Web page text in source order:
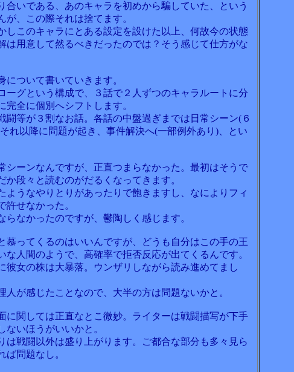
合いである、あのキャラを初めから騙していた、という
が、この際それは捨てます。
しこのキャラにとある設定を設けた以上、何故今の状態
は用意して然るべきだったのでは？そう感じて仕方がな
について書いていきます。
ーグという構成で、３話で２人ずつのキャラルートに分
完全に個別へシフトします。
闘等が３割なお話。各話の中盤過ぎまでは日常シーン(６
れ以降に問題が起き、事件解決へ(一部例外あり)、とい
シーンなんですが、正直つまらなかった。最初はそうで
か段々と読むのがだるくなってきます。
ようなやりとりがあったりで飽きますし、なによりフィ
許せなかった。
らなかったのですが、鬱陶しく感じます。
慕ってくるのはいいんですが、どうも自分はこの手の王
な人間のようで、高確率で拒否反応が出てくるんです。
彼女の株は大暴落。ウンザリしながら読み進めてまし
人が感じたことなので、大半の方は問題ないかと。
に関しては正直なとこ微妙。ライターは戦闘描写が下手
ないほうがいいかと。
は戦闘以外は盛り上がります。ご都合な部分も多々見ら
ば問題なし。